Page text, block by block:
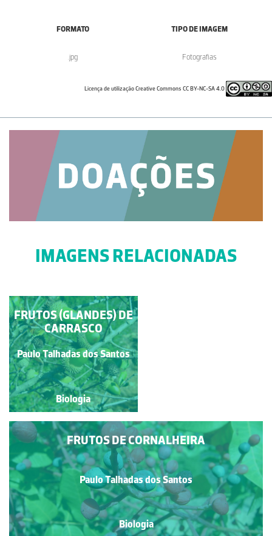
FORMATO
.jpg
TIPO DE IMAGEM
Fotografias
Licença de utilização Creative Commons CC BY-NC-SA 4.0
IMAGENS RELACIONADAS
CACTO
Diana Barbosa
Biologia
FRUTOS DE CORNALHEIRA
Paulo Talhadas dos Santos
Biologia
FRUTOS (GLANDES) DE
CARRASCO
Paulo Talhadas dos Santos
Biologia